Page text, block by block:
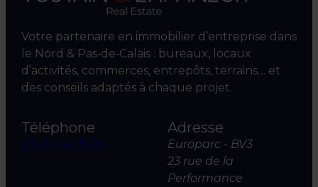
Votre partenaire en immobilier d’entreprise dans
le Nord & Pas‑de‑Calais : bureaux, locaux
d’activités, commerces, entrepôts, terrains… et
des conseils adaptés à chaque projet.
Téléphone
03 20 04 06 00
Adresse
Europarc - BV3
23 rue de la
Performance